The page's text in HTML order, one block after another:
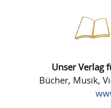
Unser Verlag
Bücher, Musik,